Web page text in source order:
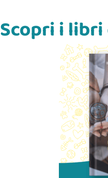
Scopri i